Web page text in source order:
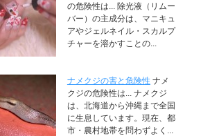
の危険性は... 除光液（リムー
バー）の主成分は、マニキュ
アやジェルネイル・スカルプ
チャーを溶かすことの...
ナメクジの害と危険性 ナメ
クジの危険性は... ナメクジ
は、北海道から沖縄まで全国
に生息しています。現在、都
市・農村地帯を問わずよく...